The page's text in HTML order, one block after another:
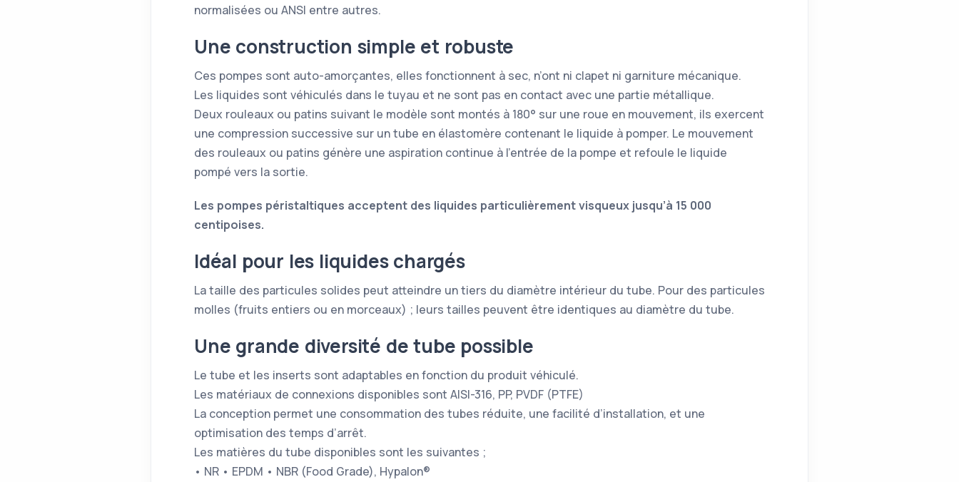
normalisées ou ANSI entre autres.
Une construction simple et robuste
Ces pompes sont auto-amorçantes, elles fonctionnent à sec, n’ont ni clapet ni garniture mécanique.
Les liquides sont véhiculés dans le tuyau et ne sont pas en contact avec une partie métallique.
Deux rouleaux ou patins suivant le modèle sont montés à 180° sur une roue en mouvement, ils exercent
une compression successive sur un tube en élastomère contenant le liquide à pomper. Le mouvement
des rouleaux ou patins génère une aspiration continue à l’entrée de la pompe et refoule le liquide
pompé vers la sortie.
Les pompes péristaltiques acceptent des liquides particulièrement visqueux jusqu’à 15 000
centipoises.
Idéal pour les liquides chargés
La taille des particules solides peut atteindre un tiers du diamètre intérieur du tube. Pour des particules
molles (fruits entiers ou en morceaux) ; leurs tailles peuvent être identiques au diamètre du tube.
Une grande diversité de tube possible
Le tube et les inserts sont adaptables en fonction du produit véhiculé.
Les matériaux de connexions disponibles sont AISI-316, PP, PVDF (PTFE)
La conception permet une consommation des tubes réduite, une facilité d’installation, et une
optimisation des temps d’arrêt.
Les matières du tube disponibles sont les suivantes ;
• NR • EPDM • NBR (Food Grade), Hypalon®